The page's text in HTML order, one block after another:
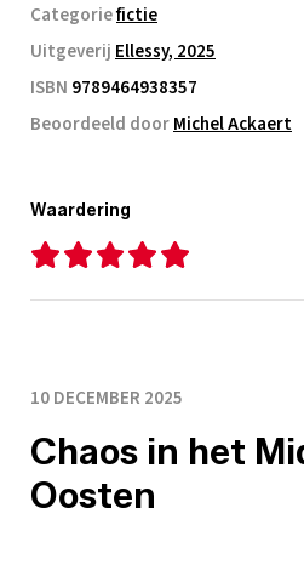
Categoriefictie
Uitgeverij Ellessy, 2025
ISBN 9789464938357
Beoordeeld doorMichel Ackaert
Waardering
10 DECEMBER 2025
Chaos in het
Oosten